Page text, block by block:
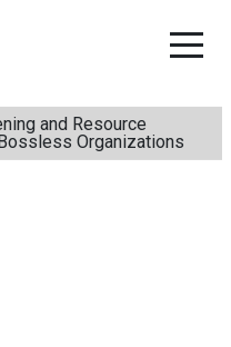
and Resource
Organizations